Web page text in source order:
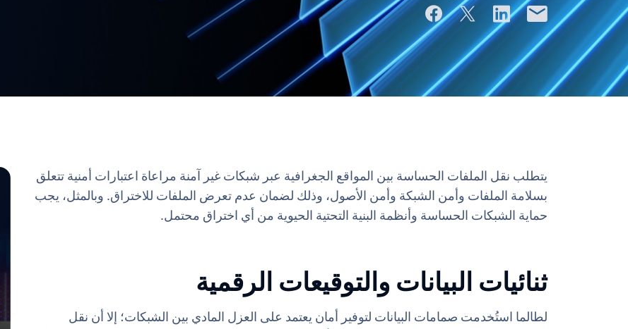
يتطلب نقل الملفات الحساسة بين المواقع الجغرافية عبر شبكات غير آمنة مراعاة اعتبارات أمنية تتعلق
بسلامة الملفات وأمن الشبكة وأمن الأصول، وذلك لضمان عدم تعرض الملفات للاختراق. وبالمثل، يجب
حماية الشبكات الحساسة وأنظمة البنية التحتية الحيوية من أي اختراق محتمل.
ثنائيات البيانات والتوقيعات الرقمية
لطالما استُخدمت صمامات البيانات لتوفير أمان يعتمد على العزل المادي بين الشبكات؛ إلا أن نقل